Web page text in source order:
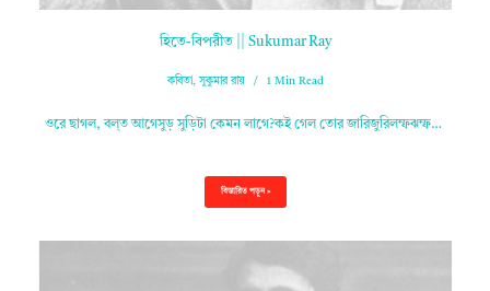
হিতে-বিপরীত || Sukumar Ray
কবিতা,সুকুমার রায় 1 Min Read
ওরে ছাগল, বল্‌ত আগেসুড় সুড়িটা কেমন লাগে?কই গেল তোর জারিজুরিলম্ফঝম্ফ…
বিস্তারিত পড়ুন »